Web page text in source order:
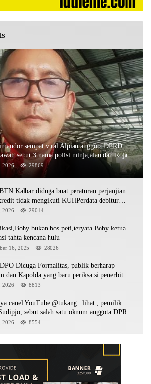
sempat viral Alpian anggota DPRD
sebut 3 nama polisi minja,alau dan Rojali
bos peti,Bahkan ada alat berat excavator
2026 29869
Kalbar diduga buat peraturan perjanjian
tidak mengikuti KUHPerdata debitur
bentur dengan aturan diduga tanpa dasar
2026 29014
bukan bos peti,teryata Boby ketua
tahta kencana hulu
16, 2025 28026
Diduga Formalitas, publik berharap
dan Kapolda yang baru periksa si penerbit
Aph diduga lepaskan DPO
2026 8813
canel YouTube @tukang_ lihat , pemilik
sebut salah satu oknum anggota DPRD
terlibat sebagai cukong peti Kapolda yang
2026 8554